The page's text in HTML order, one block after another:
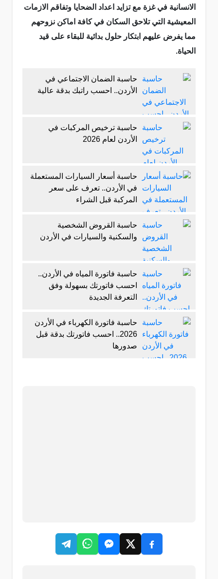
الانسانية في غزة مع تزايد اعداد الضحايا وتفاقم الازمات
المعيشية التي تلاحق السكان في كافة اماكن نزوحهم
مما يفرض عليهم ابتكار حلول بدائية للبقاء على قيد
الحياة.
حاسبة الضمان الاجتماعي في
الأردن.. احسب راتبك بدقة عالية
حاسبة ترخيص المركبات في
الأردن لعام 2026
حاسبة أسعار السيارات المستعملة
في الأردن.. تعرف على سعر
المركبة قبل الشراء
حاسبة القروض الشخصية
والسكنية والسيارات في الأردن
حاسبة فاتورة المياه في الأردن..
احسب فاتورتك بسهولة وفق
التعرفة الجديدة
حاسبة فاتورة الكهرباء في الأردن
2026.. احسب فاتورتك بدقة قبل
صدورها